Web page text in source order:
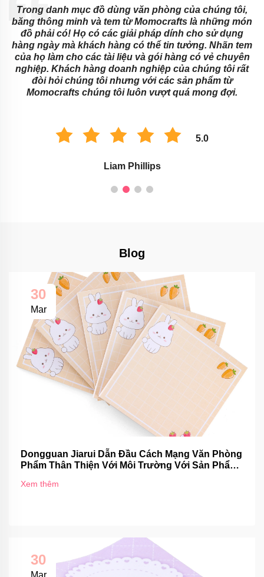
Trong danh mục đồ dùng văn phòng của chúng tôi,
băng thông minh và tem từ Momocrafts là những món
đồ phải có! Họ có các giải pháp dính cho sử dụng
hàng ngày mà khách hàng có thể tin tưởng. Nhãn tem
của họ làm cho các tài liệu và gói hàng có vẻ chuyên
nghiệp. Khách hàng doanh nghiệp của chúng tôi rất
đòi hỏi chúng tôi nhưng với các sản phẩm từ
Momocrafts chúng tôi luôn vượt quá mong đợi.
5.0
Liam Phillips
Blog
30
Mar
Dongguan Jiarui Dẫn Đầu Cách Mạng Văn Phòng
Phẩm Thân Thiện Với Môi Trường Với Sản Phẩm
Xem thêm
30
Mar